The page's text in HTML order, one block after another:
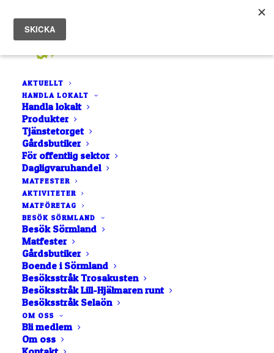
AKTUELLT
HANDLA LOKALT
Handla lokalt
Produkter
Tjänstetorget
Gårdsbutiker
För offentlig sektor
Dagligvaruhandel
MATFESTER
AKTIVITETER
MATFÖRETAG
BESÖK SÖRMLAND
Besök Sörmland
Matfester
Gårdsbutiker
Boende i Sörmland
Besöksstråk Trosakusten
Besöksstråk Lill-Hjälmaren runt
Besöksstråk Selaön
OM OSS
Bli medlem
Om oss
Järna
Saltå Kvarn